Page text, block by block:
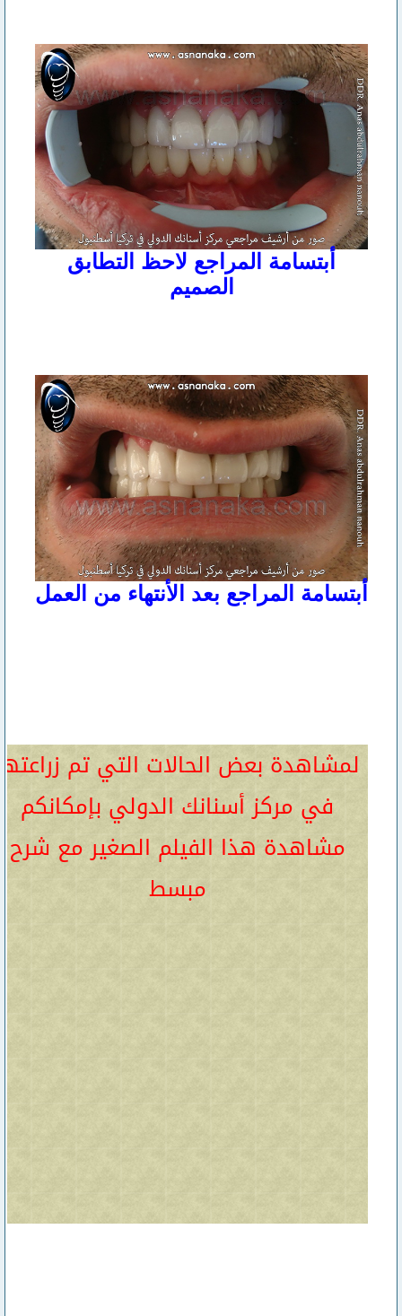
أبتسامة المراجع لاحظ التطابق
الصميم
أبتسامة المراجع بعد الأنتهاء من العمل
لمشاهدة بعض الحالات التي تم زراعتها
في مركز أسنانك الدولي بإمكانكم
مشاهدة هذا الفيلم الصغير مع شرح
مبسط